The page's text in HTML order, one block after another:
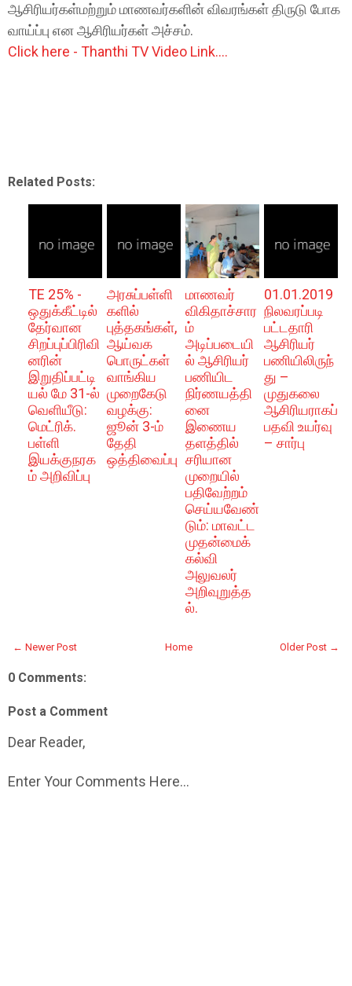
ஆசிரியர்கள்மற்றும் மாணவர்களின் விவரங்கள் திருடு போக
வாய்ப்பு என ஆசிரியர்கள் அச்சம்.
Click here - Thanthi TV Video Link....
Related Posts:
TE 25% -
ஒதுக்கீட்டில்
தேர்வான
சிறப்புப்பிரிவி
னரின்
இறுதிப்பட்டி
யல் மே 31-ல்
வெளியீடு:
மெட்ரிக்.
பள்ளி
இயக்குநரக
ம் அறிவிப்பு
அரசுப்பள்ளி
களில்
புத்தகங்கள்,
ஆய்வக
பொருட்கள்
வாங்கிய
முறைகேடு
வழக்கு:
ஜூன் 3-ம்
தேதி
ஒத்திவைப்பு
மாணவர்
விகிதாச்சார
ம்
அடிப்படையி
ல் ஆசிரியர்
பணியிட
நிர்ணயத்தி
னை
இணைய
தளத்தில்
சரியான
முறையில்
பதிவேற்றம்
செய்யவேண்
டும்: மாவட்ட
முதன்மைக்
கல்வி
அலுவலர்
அறிவுறுத்த
ல்.
01.01.2019
நிலவரப்படி
பட்டதாரி
ஆசிரியர்
பணியிலிருந்
து –
முதுகலை
ஆசிரியராகப்
பதவி உயர்வு
– சார்பு
← Newer Post Older Post →
Home
0 Comments:
Post a Comment
Dear Reader,
Enter Your Comments Here...